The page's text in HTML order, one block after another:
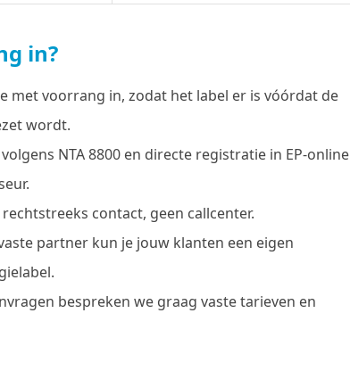
in?
met voorrang in, zodat het label er is vóórdat de
wordt.
NTA 8800 en directe registratie in EP-online
contact, geen callcenter.
partner kun je jouw klanten een eigen
bespreken we graag vaste tarieven en